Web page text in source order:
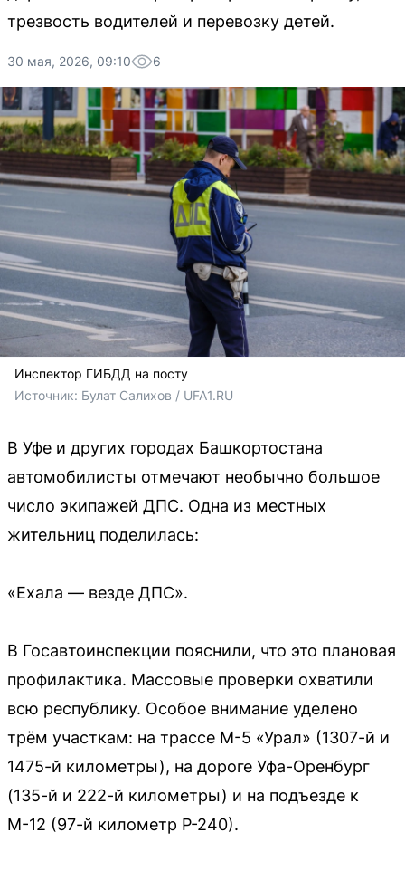
трезвость водителей и перевозку детей.
30 мая, 2026, 09:10 6
Инспектор ГИБДД на посту
Источник: Булат Салихов / UFA1.RU
В Уфе и других городах Башкортостана
автомобилисты отмечают необычно большое
число экипажей ДПС. Одна из местных
жительниц поделилась:
«Ехала — везде ДПС».
В Госавтоинспекции пояснили, что это плановая
профилактика. Массовые проверки охватили
всю республику. Особое внимание уделено
трём участкам: на трассе М-5 «Урал» (1307-й и
1475-й километры), на дороге Уфа-Оренбург
(135-й и 222-й километры) и на подъезде к
М-12 (97-й километр Р-240).